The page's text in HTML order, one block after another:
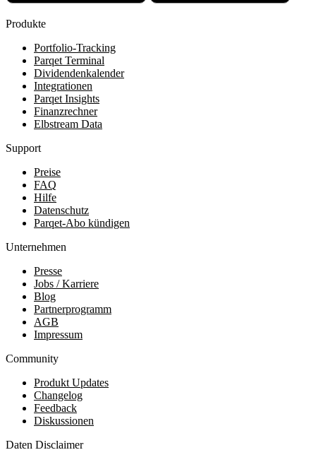
Produkte
Portfolio-Tracking
Parqet Terminal
Dividendenkalender
Integrationen
Parqet Insights
Finanzrechner
Elbstream Data
Support
Preise
FAQ
Hilfe
Datenschutz
Parqet-Abo kündigen
Unternehmen
Presse
Jobs / Karriere
Blog
Partnerprogramm
AGB
Impressum
Community
Produkt Updates
Changelog
Feedback
Diskussionen
Daten Disclaimer